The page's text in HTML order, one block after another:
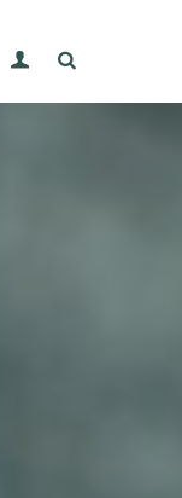
Mijn Wandelnet